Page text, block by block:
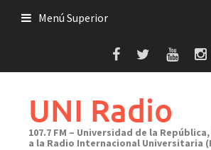
Menú Superior
UNI Radio
107.7 FM – Universidad de la
a la Radio Internacional Universitaria